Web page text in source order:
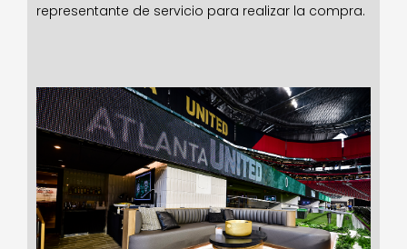
representante de servicio para realizar la compra.